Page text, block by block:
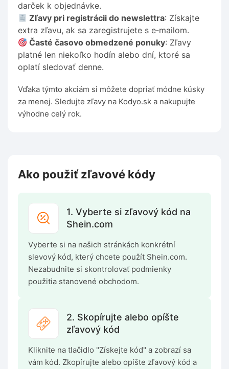
darček k objednávke.
Zľavy pri registrácii do newslettra: Získajte
extra zľavu, ak sa zaregistrujete s e‑mailom.
Časté časovo obmedzené ponuky: Zľavy
platné len niekoľko hodín alebo dní, ktoré sa
oplatí sledovať denne.
Vďaka týmto akciám si môžete dopriať módne kúsky
za menej. Sledujte zľavy na Kodyo.sk a nakupujte
výhodne celý rok.
Ako použiť zľavové kódy
1. Vyberte si zľavový kód na
Shein.com
Vyberte si na našich stránkách konkrétní
slevový kód, který chcete použít Shein.com.
Nezabudnite si skontrolovať podmienky
použitia stanovené obchodom.
2. Skopírujte alebo opíšte
zľavový kód
Kliknite na tlačidlo "Získejte kód" a zobrazí sa
vám kód. Zkopírujte alebo opíšte zľavový kód a